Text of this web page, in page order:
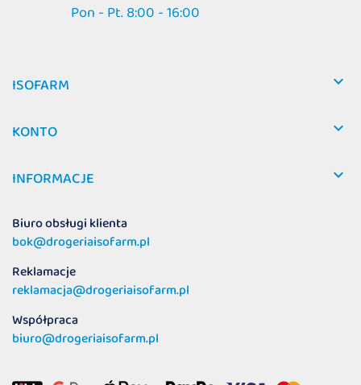
Pon - Pt. 8:00 - 16:00
ISOFARM 
KONTO 
INFORMACJE 
Biuro obsługi klienta
bok@drogeriaisofarm.pl
Reklamacje
reklamacja@drogeriaisofarm.pl
Współpraca
biuro@drogeriaisofarm.pl